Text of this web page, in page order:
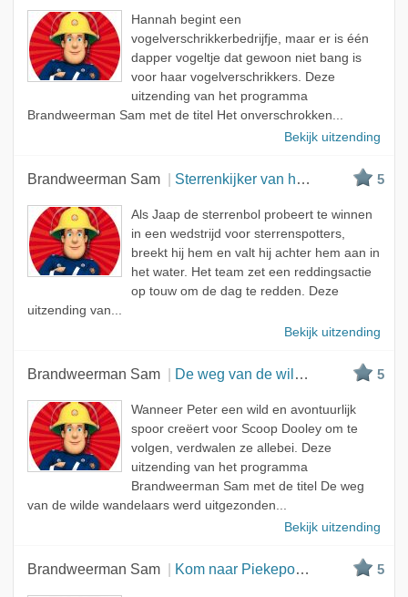
Hannah begint een
vogelverschrikkerbedrijfje, maar er is één
dapper vogeltje dat gewoon niet bang is
voor haar vogelverschrikkers. Deze
uitzending van het programma
Brandweerman Sam met de titel Het onverschrokken...
Bekijk uitzending
Brandweerman Sam Sterrenkijker van het jaar 5
Als Jaap de sterrenbol probeert te winnen
in een wedstrijd voor sterrenspotters,
breekt hij hem en valt hij achter hem aan in
het water. Het team zet een reddingsactie
op touw om de dag te redden. Deze
uitzending van...
Bekijk uitzending
Brandweerman Sam De weg van de wilde wandelaars 5
Wanneer Peter een wild en avontuurlijk
spoor creëert voor Scoop Dooley om te
volgen, verdwalen ze allebei. Deze
uitzending van het programma
Brandweerman Sam met de titel De weg
van de wilde wandelaars werd uitgezonden...
Bekijk uitzending
Brandweerman Sam Kom naar Piekepolder 5